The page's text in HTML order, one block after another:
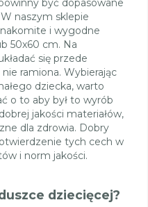
być dopasowane
naszym sklepie
i wygodne
50x60 cm. Na
się przede
ramiona. Wybierając
dziecka, warto
o to aby był to wyrób
jakości materiałów,
dla zdrowia. Dobry
tych cech w
i norm jakości.
dziecięcej?